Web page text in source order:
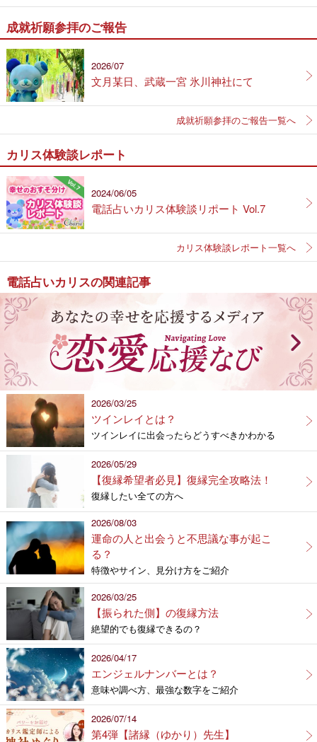
成就祈願参拝のご報告
2026/07
文月某日、武蔵一宮 氷川神社にて
成就祈願参拝のご報告一覧へ
カリス体験談レポート
2024/06/05
電話占いカリス体験談リポート Vol.7
カリス体験談レポート一覧へ
電話占いカリスの関連記事
2026/03/25
ツインレイとは？
ツインレイに出会ったらどうすべきかわかる
2026/05/29
【復縁希望者必見】復縁完全攻略法！
復縁したい全ての方へ
2026/08/03
運命の人と出会うと不思議な事が起こ
る？
特徴やサイン、見分け方をご紹介
2026/03/25
【振られた側】の復縁方法
絶望的でも復縁できるの？
2026/04/17
エンジェルナンバーとは？
意味や調べ方、最強な数字をご紹介
2026/07/14
第4弾【諸縁（ゆかり）先生】